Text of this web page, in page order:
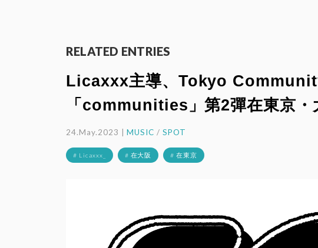
RELATED ENTRIES
Licaxxx主導、Tokyo
「communities」第2彈在東京・
24.May.2023 |MUSIC /SPOT
# Licaxxx_ # 在大阪 # 在東京